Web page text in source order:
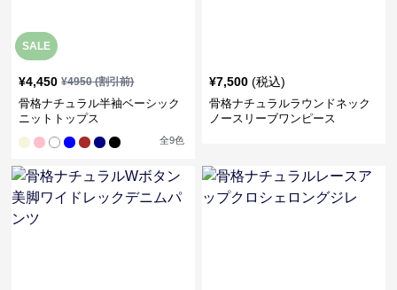
SALE
¥4,450 ¥4950(割引前)
骨格ナチュラル半袖ベーシック
ニットトップス
全9色
¥7,500 (税込)
骨格ナチュラルラウンドネック
ノースリーブワンピース